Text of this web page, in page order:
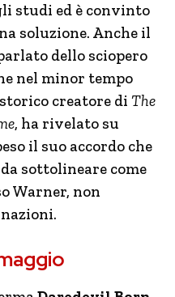
studi ed è convinto
soluzione. Anche il
dello sciopero
nel minor tempo
storico creatore di The
, ha rivelato su
il suo accordo che
sottolineare come
Warner, non